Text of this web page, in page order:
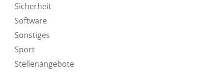
Sicherheit
Software
Sonstiges
Sport
Stellenangebote